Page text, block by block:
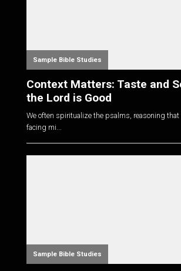
Sample Bible Studies
Context Matters: Taste and
the Lord is Good
We often spiritualize the psalms, reasoning
facing mi...
Sample Bible Studies